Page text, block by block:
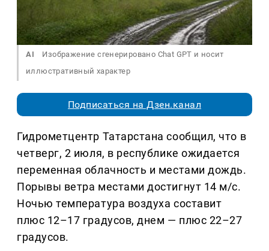
AI
Изображение сгенерировано Chat GPT и носит
иллюстративный характер
Подписаться на Дзен.канал
Гидрометцентр Татарстана сообщил, что в
четверг, 2 июля, в республике ожидается
переменная облачность и местами дождь.
Порывы ветра местами достигнут 14 м/с.
Ночью температура воздуха составит
плюс 12–17 градусов, днем — плюс 22–27
градусов.